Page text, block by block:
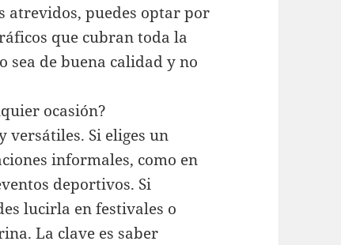
atrevidos, puedes optar por
que cubran toda la
sea de buena calidad y no
ocasión?
versátiles. Si eliges un
informales, como en
deportivos. Si
lucirla en festivales o
La clave es saber